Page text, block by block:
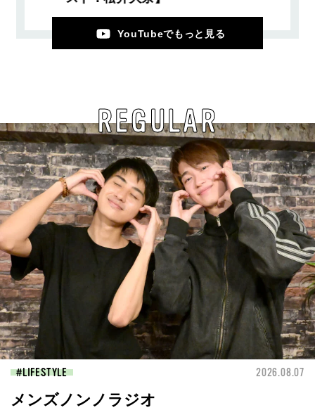
YouTubeでもっと見る
REGULAR
LIFESTYLE 2026.08.07
メンズノンノラジオ